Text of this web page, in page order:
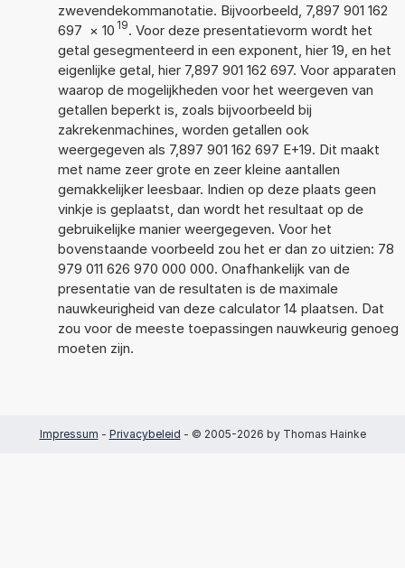
zwevendekommanotatie. Bijvoorbeeld, 7,897 901 162
697 × 10 19. Voor deze presentatievorm wordt het
getal gesegmenteerd in een exponent, hier 19, en het
eigenlijke getal, hier 7,897 901 162 697. Voor apparaten
waarop de mogelijkheden voor het weergeven van
getallen beperkt is, zoals bijvoorbeeld bij
zakrekenmachines, worden getallen ook
weergegeven als 7,897 901 162 697 E+19. Dit maakt
met name zeer grote en zeer kleine aantallen
gemakkelijker leesbaar. Indien op deze plaats geen
vinkje is geplaatst, dan wordt het resultaat op de
gebruikelijke manier weergegeven. Voor het
bovenstaande voorbeeld zou het er dan zo uitzien: 78
979 011 626 970 000 000. Onafhankelijk van de
presentatie van de resultaten is de maximale
nauwkeurigheid van deze calculator 14 plaatsen. Dat
zou voor de meeste toepassingen nauwkeurig genoeg
moeten zijn.
Impressum - Privacybeleid - © 2005-2026 by Thomas Hainke